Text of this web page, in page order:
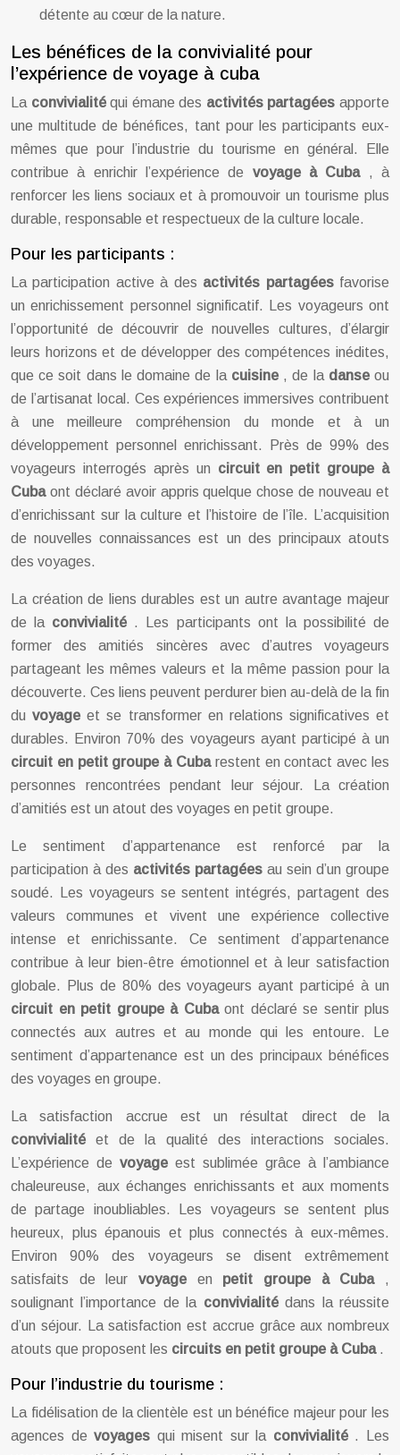
détente au cœur de la nature.
Les bénéfices de la convivialité pour
l’expérience de voyage à cuba
La convivialitéqui émane des activités partagéesapporte
une multitude de bénéfices, tant pour les participants eux-
mêmes que pour l’industrie du tourisme en général. Elle
contribue à enrichir l’expérience de voyage à Cuba , à
renforcer les liens sociaux et à promouvoir un tourisme plus
durable, responsable et respectueux de la culture locale.
Pour les participants :
La participation active à des activités partagées favorise
un enrichissement personnel significatif. Les voyageurs ont
l’opportunité de découvrir de nouvelles cultures, d’élargir
leurs horizons et de développer des compétences inédites,
que ce soit dans le domaine de la cuisine , de la danseou
de l’artisanat local. Ces expériences immersives contribuent
à une meilleure compréhension du monde et à un
développement personnel enrichissant. Près de 99% des
voyageurs interrogés après un circuit en petit groupe à
Cuba ont déclaré avoir appris quelque chose de nouveau et
d’enrichissant sur la culture et l’histoire de l’île. L’acquisition
de nouvelles connaissances est un des principaux atouts
des voyages.
La création de liens durables est un autre avantage majeur
de la convivialité . Les participants ont la possibilité de
former des amitiés sincères avec d’autres voyageurs
partageant les mêmes valeurs et la même passion pour la
découverte. Ces liens peuvent perdurer bien au-delà de la fin
duvoyageet se transformer en relations significatives et
durables. Environ 70% des voyageurs ayant participé à un
circuit en petit groupe à Cuba restent en contact avec les
personnes rencontrées pendant leur séjour. La création
d’amitiés est un atout des voyages en petit groupe.
Le sentiment d’appartenance est renforcé par la
participation à des activités partagées au sein d’un groupe
soudé. Les voyageurs se sentent intégrés, partagent des
valeurs communes et vivent une expérience collective
intense et enrichissante. Ce sentiment d’appartenance
contribue à leur bien-être émotionnel et à leur satisfaction
globale. Plus de 80% des voyageurs ayant participé à un
circuit en petit groupe à Cuba ont déclaré se sentir plus
connectés aux autres et au monde qui les entoure. Le
sentiment d’appartenance est un des principaux bénéfices
des voyages en groupe.
La satisfaction accrue est un résultat direct de la
convivialitéet de la qualité des interactions sociales.
L’expérience de voyage est sublimée grâce à l’ambiance
chaleureuse, aux échanges enrichissants et aux moments
de partage inoubliables. Les voyageurs se sentent plus
heureux, plus épanouis et plus connectés à eux-mêmes.
Environ 90% des voyageurs se disent extrêmement
satisfaits de leur voyage en petit groupe à Cuba ,
soulignant l’importance de la convivialitédans la réussite
d’un séjour. La satisfaction est accrue grâce aux nombreux
atouts que proposent les circuits en petit groupe à Cuba .
Pour l’industrie du tourisme :
La fidélisation de la clientèle est un bénéfice majeur pour les
agences devoyages qui misent sur la convivialité . Les